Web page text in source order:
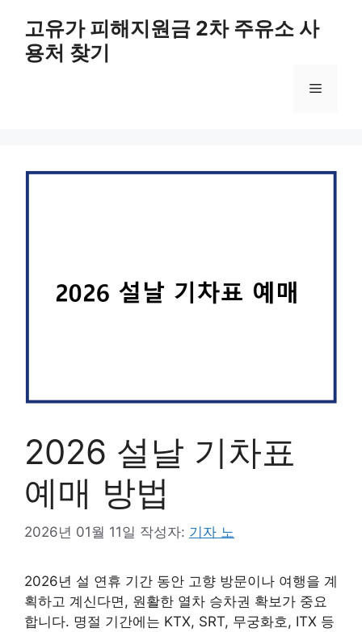
고유가 피해지원금 2차 주유소 사
용처 찾기
메
2026 설날 기차표
예매 방법
2026년 01월 11일 작성자: 기자 노
2026년 설 연휴 기간 동안 고향 방문이나 여행을 계
획하고 계신다면, 원활한 열차 승차권 확보가 중요
합니다. 명절 기간에는 KTX, SRT, 무궁화호, ITX 등